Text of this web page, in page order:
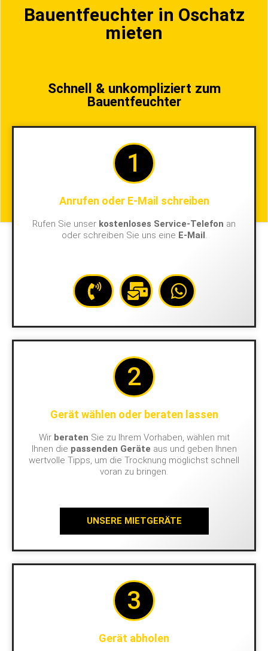
Bauentfeuchter in Oschatz
mieten
Schnell & unkompliziert zum
Bauentfeuchter
1
Anrufen oder E-Mail schreiben
Rufen Sie unser kostenloses Service-Telefon an
oder schreiben Sie uns eine E-Mail.
2
Gerät wählen oder beraten lassen
Wir beraten Sie zu Ihrem Vorhaben, wählen mit
Ihnen die passenden Geräte aus und geben Ihnen
wertvolle Tipps, um die Trocknung möglichst schnell
voran zu bringen.
UNSERE MIETGERÄTE
3
Gerät abholen